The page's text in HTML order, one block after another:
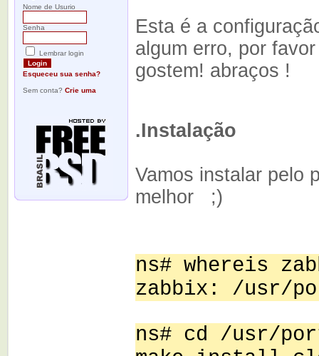
Nome de Usurio
Senha
Lembrar login
Esqueceu sua senha?
Sem conta? Crie uma
Esta é a
algum erro, por
gostem! abraços !
.Instalação
Vamos instalar pelo
melhor ;)
ns# whereis
zabbix: /usr/
ns# cd /usr/